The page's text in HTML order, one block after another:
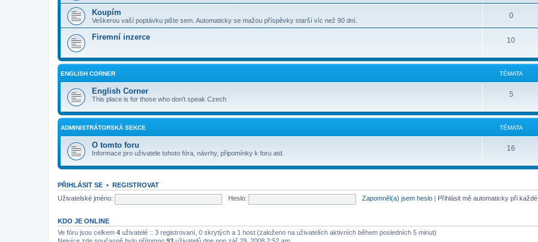
Koupím
Veškerou vaší poptávku pište sem. Automaticky se mažou příspěvky starší víc než 90 dní.
0
Firemní inzerce 10
ENGLISH CORNER TÉMATA
English Corner
This place is for those who don't speak Czech
5
ADMINISTRÁTORSKÁ SEKCE TÉMATA
O tomto foru
Informace pro uživatele tohoto fóra, návrhy, připomínky k foru atd.
16
PŘIHLÁSIT SE • REGISTROVAT
Uživatelské jméno:
Heslo: Zapomněl(a) jsem heslo Přihlásit mě automaticky při
KDO JE ONLINE
Ve fóru jsou celkem 4 uživatelé :: 3 registrovaní, 0 skrytých a 1 host (založeno na uživatelích aktivních během posledních 5 minut)
Nejvíce zde současně bylo přítomno 93 uživatelů dne pon zář 29, 2008 2:52 am